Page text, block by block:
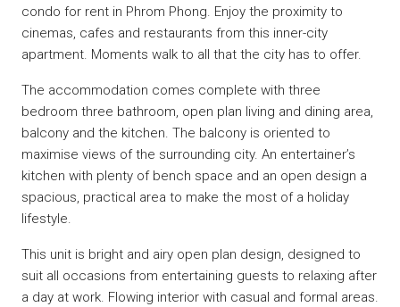
condo for rent in Phrom Phong. Enjoy the proximity to
cinemas, cafes and restaurants from this inner-city
apartment. Moments walk to all that the city has to offer.
The accommodation comes complete with three
bedroom three bathroom, open plan living and dining area,
balcony and the kitchen. The balcony is oriented to
maximise views of the surrounding city. An entertainer’s
kitchen with plenty of bench space and an open design a
spacious, practical area to make the most of a holiday
lifestyle.
This unit is bright and airy open plan design, designed to
suit all occasions from entertaining guests to relaxing after
a day at work. Flowing interior with casual and formal areas.